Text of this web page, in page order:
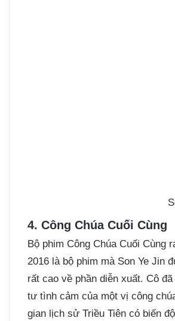
4. Công Chúa Cuối Cùng
Bộ phim Công Chúa Cuối Cùng
2016 là bộ phim mà Son Ye Jin
rất cao về phần diễn xuất. Cô
tư tình cảm của một vị công
gian lịch sử Triều Tiên có biến